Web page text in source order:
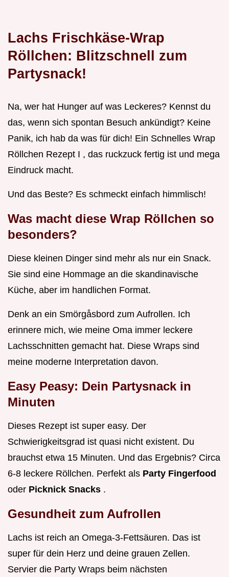
Lachs Frischkäse-Wrap
Röllchen: Blitzschnell zum
Partysnack!
Na, wer hat Hunger auf was Leckeres? Kennst du
das, wenn sich spontan Besuch ankündigt? Keine
Panik, ich hab da was für dich! Ein Schnelles Wrap
Röllchen Rezept I , das ruckzuck fertig ist und mega
Eindruck macht.
Und das Beste? Es schmeckt einfach himmlisch!
Was macht diese Wrap Röllchen so
besonders?
Diese kleinen Dinger sind mehr als nur ein Snack.
Sie sind eine Hommage an die skandinavische
Küche, aber im handlichen Format.
Denk an ein Smörgåsbord zum Aufrollen. Ich
erinnere mich, wie meine Oma immer leckere
Lachsschnitten gemacht hat. Diese Wraps sind
meine moderne Interpretation davon.
Easy Peasy: Dein Partysnack in
Minuten
Dieses Rezept ist super easy. Der
Schwierigkeitsgrad ist quasi nicht existent. Du
brauchst etwa 15 Minuten. Und das Ergebnis? Circa
6-8 leckere Röllchen. Perfekt als Party Fingerfood
oder Picknick Snacks .
Gesundheit zum Aufrollen
Lachs ist reich an Omega-3-Fettsäuren. Das ist
super für dein Herz und deine grauen Zellen.
Servier die Party Wraps beim nächsten